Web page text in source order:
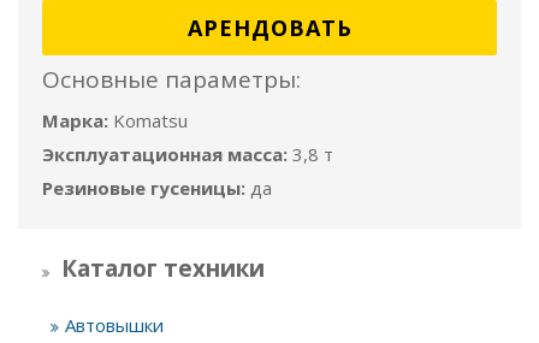
АРЕНДОВАТЬ
Основные параметры:
Марка: Komatsu
Эксплуатационная масса: 3,8 т
Резиновые гусеницы: да
Каталог техники
Автовышки